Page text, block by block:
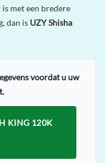
met een bredere
dan is UZY Shisha
voordat u uw
KING 120K